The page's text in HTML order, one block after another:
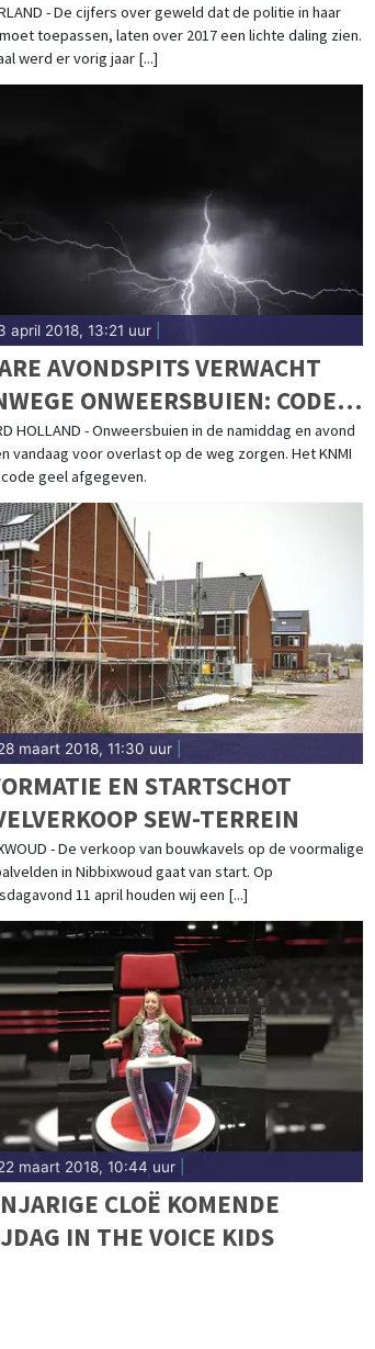
- De cijfers over geweld dat de politie in haar
toepassen, laten over 2017 een lichte daling zien.
werd er vorig jaar [...]
april 2018, 13:21 uur|
AVONDSPITS VERWACHT
ONWEERSBUIEN: CODE
HOLLAND - Onweersbuien in de namiddag en avond
vandaag voor overlast op de weg zorgen. Het KNMI
geel afgegeven.
maart 2018, 11:30 uur|
EN STARTSCHOT
SEW-TERREIN
- De verkoop van bouwkavels op de voormalige
in Nibbixwoud gaat van start. Op
11 april houden wij een [...]
maart 2018, 10:44 uur|
CLOË KOMENDE
IN THE VOICE KIDS